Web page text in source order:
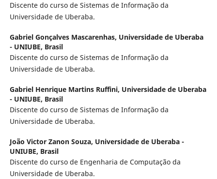
Discente do curso de Sistemas de Informação da
Universidade de Uberaba.
Gabriel Gonçalves Mascarenhas, Universidade de Uberaba
- UNIUBE, Brasil
Discente do curso de Sistemas de Informação da
Universidade de Uberaba.
Gabriel Henrique Martins Ruffini, Universidade de Uberaba
- UNIUBE, Brasil
Discente do curso de Sistemas de Informação da
Universidade de Uberaba.
João Victor Zanon Souza, Universidade de Uberaba -
UNIUBE, Brasil
Discente do curso de Engenharia de Computação da
Universidade de Uberaba.